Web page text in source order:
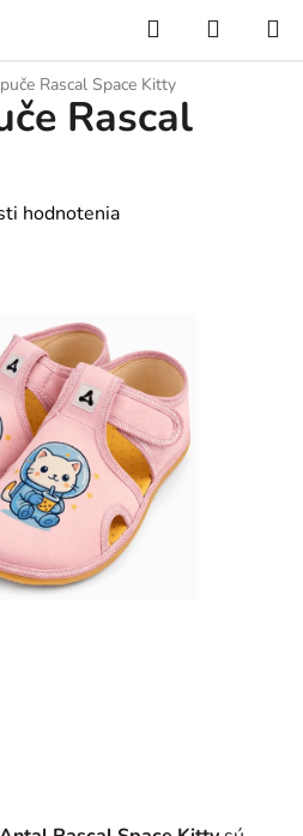
Hľadať
KOŠÍK
Rascal Space Kitty
Rascal
hodnotenia